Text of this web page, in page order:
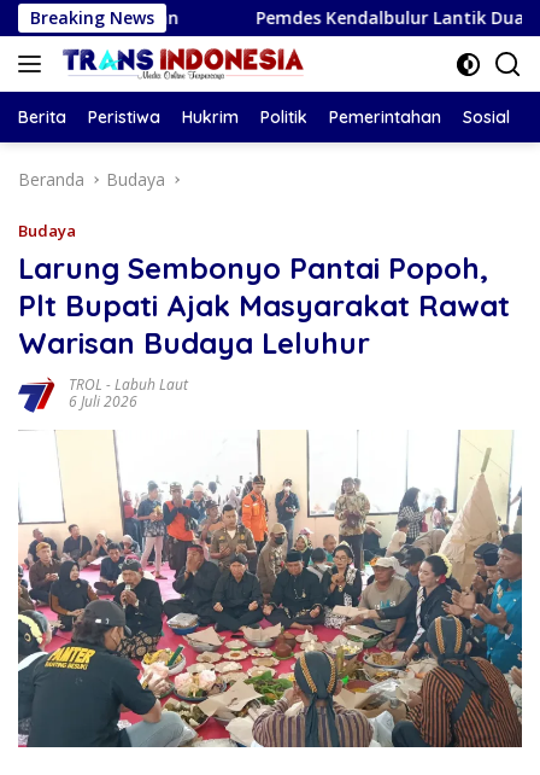
Langsung
ke
konten
Breaking NewsPemdes Kendalbulur Lantik Dua Perangkat Desa,
Berita Peristiwa Hukrim Politik Pemerintahan Sosial
Beranda Budaya
Budaya
Larung Sembonyo Pantai Popoh,
Plt Bupati Ajak Masyarakat Rawat
Warisan Budaya Leluhur
TROL -Labuh Laut
6 Juli 2026